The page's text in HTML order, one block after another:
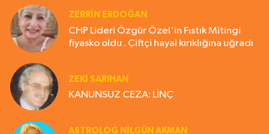
ZERRIN ERDOĞAN
CHP Lideri Özgür Özel'in Fıstık Mitingi
fiyasko oldu . Çiftçi hayal kırıklığına uğradı
ZEKI SARIHAN
KANUNSUZ CEZA: LİNÇ
ASTROLOG NILGÜN AKMAN